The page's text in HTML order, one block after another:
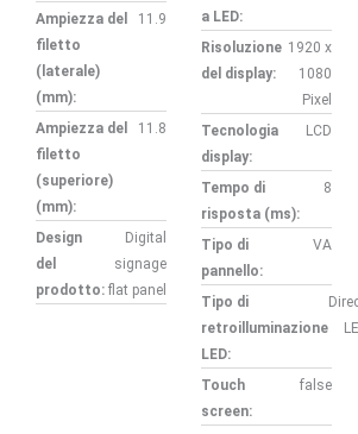
Ampiezza del
filetto
(laterale)
(mm):
11.9
Ampiezza del
filetto
(superiore)
(mm):
11.8
Design
del
prodotto:
Digital
signage
flat panel
a LED:
Risoluzione
del display:
1920 x
1080
Pixel
Tecnologia
display:
LCD
Tempo di
risposta (ms):
8
Tipo di
pannello:
VA
Tipo di
retroilluminazione
LED:
Touch
screen:
false